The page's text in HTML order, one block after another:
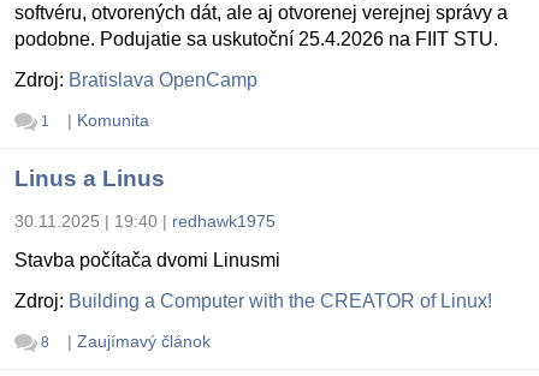
softvéru, otvorených dát, ale aj otvorenej verejnej správy a
podobne. Podujatie sa uskutoční 25.4.2026 na FIIT STU.
Zdroj: Bratislava OpenCamp
1 | Komunita
Linus a Linus
30.11.2025 | 19:40 | redhawk1975
Stavba počítača dvomi Linusmi
Zdroj: Building a Computer with the CREATOR of Linux!
8 | Zaujímavý článok